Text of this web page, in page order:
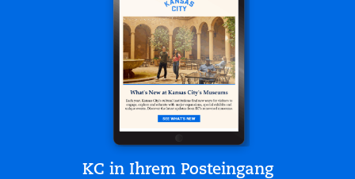
KC in Ihrem Posteingang